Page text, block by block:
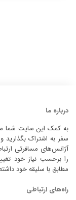
درباره ما
به کمک این سایت شما
سفر به اشتراک بگذارید
آژانس‌های مسافرتی
را برحسب نیاز خود
مطابق با سلیقه خود
راه‌های ارتباطی